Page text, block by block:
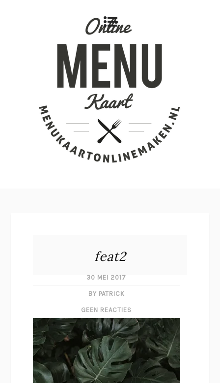
feat2
30 MEI 2017
BY PATRICK
GEEN REACTIES